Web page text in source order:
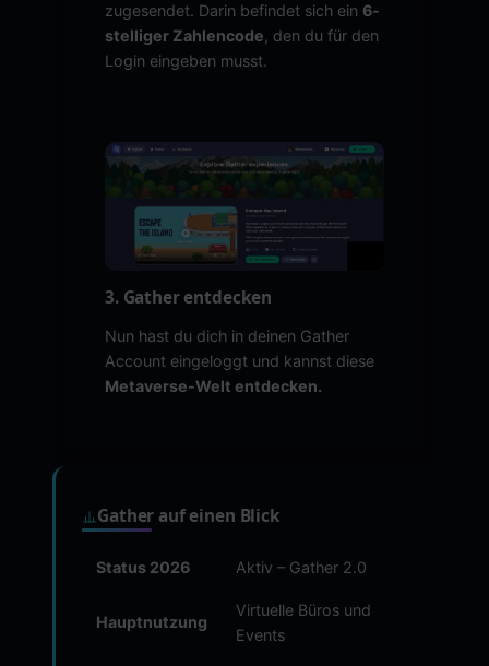
zugesendet. Darin befindet sich ein 6-
stelliger Zahlencode, den du für den
Login eingeben musst.
3. Gather entdecken
Nun hast du dich in deinen Gather
Account eingeloggt und kannst diese
Metaverse-Welt entdecken.
Gather auf einen Blick
Status 2026 Aktiv – Gather 2.0
Hauptnutzung
Virtuelle Büros und
Events